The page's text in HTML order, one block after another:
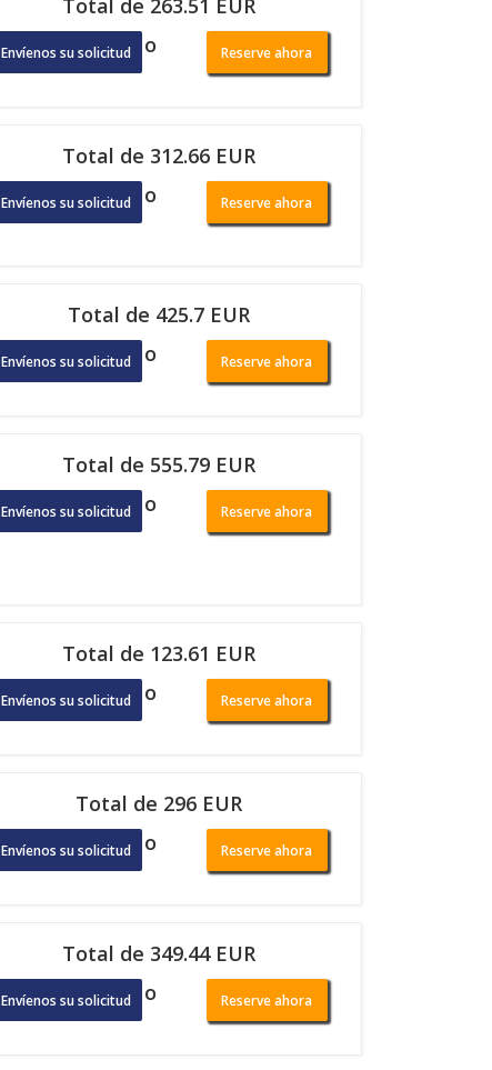
Total de 263.51 EUR
Envíenos su solicitud o Reserve ahora
Total de 312.66 EUR
Envíenos su solicitud o Reserve ahora
Total de 425.7 EUR
Envíenos su solicitud o Reserve ahora
Total de 555.79 EUR
Envíenos su solicitud o Reserve ahora
Total de 123.61 EUR
Envíenos su solicitud o Reserve ahora
Total de 296 EUR
Envíenos su solicitud o Reserve ahora
Total de 349.44 EUR
Envíenos su solicitud o Reserve ahora